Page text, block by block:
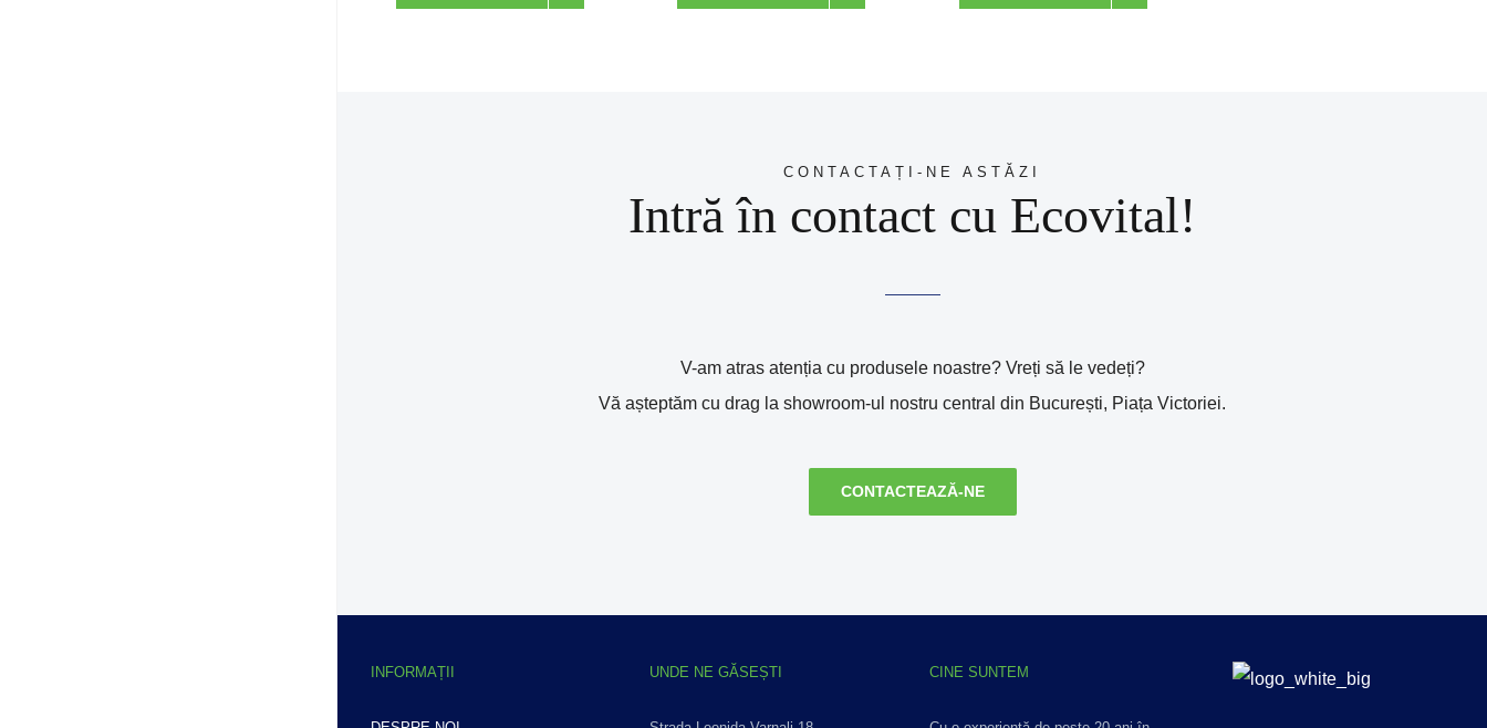
CONTACTAȚI-NE ASTĂZI
Intră în contact cu Ecovital!
V-am atras atenția cu produsele noastre? Vreți să le vedeți?
Vă așteptăm cu drag la showroom-ul nostru central din București, Piața Victoriei.
CONTACTEAZĂ-NE
INFORMAȚII UNDE NE GĂSEȘTI CINE SUNTEM